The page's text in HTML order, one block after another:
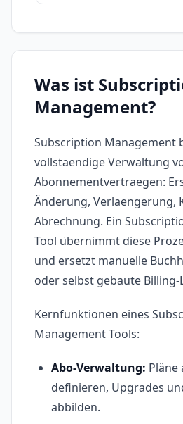
Was ist
Management?
Subscription Management
vollstaendige Verwaltung
Abonnementvertraegen:
Änderung, Verlaengerung,
Abrechnung. Ein
Tool übernimmt diese
und ersetzt manuelle
oder selbst gebaute Billing-
Kernfunktionen eines
Management Tools:
Abo-Verwaltung: Pläne
definieren, Upgrades
abbilden.